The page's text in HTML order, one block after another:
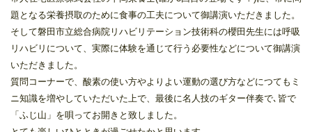
題となる栄養摂取のために食事の工夫について御講演いただきました。
そして磐田市立総合病院リハビリテーション技術科の櫻田先生には呼吸
リハビリについて、実際に体験を通じて行う必要性などについて御講演
いただきました。
質問コーナーで、酸素の使い方やよりよい運動の選び方などにつてもミ
ニ知識を増やしていただいた上で、最後に名人技のギター伴奏で､皆で
「ふじ山」を唄ってお開きと致しました。